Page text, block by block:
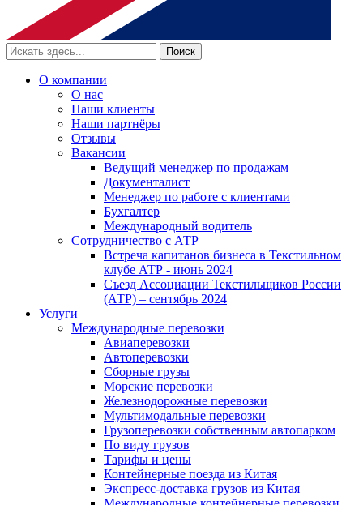
Поиск
О компании
О нас
Наши клиенты
Наши партнёры
Отзывы
Вакансии
Ведущий менеджер по продажам
Документалист
Менеджер по работе с клиентами
Бухгалтер
Международный водитель
Сотрудничество с АТР
Встреча капитанов бизнеса в Текстильном
клубе АТР - июнь 2024
Съезд Ассоциации Текстильщиков России
(АТР) – сентябрь 2024
Услуги
Международные перевозки
Авиаперевозки
Автоперевозки
Сборные грузы
Морские перевозки
Железнодорожные перевозки
Мультимодальные перевозки
Грузоперевозки собственным автопарком
По виду грузов
Тарифы и цены
Контейнерные поезда из Китая
Экспресс-доставка грузов из Китая